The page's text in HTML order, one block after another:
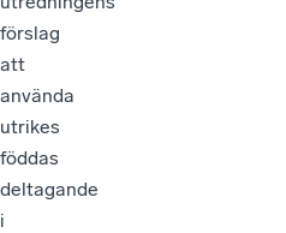
förslag
att
använda
utrikes
föddas
deltagande
i